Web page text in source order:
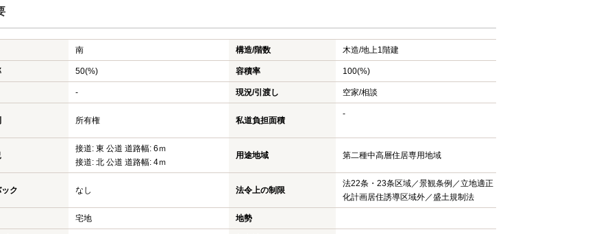
南 構造/階数 木造/地上1階建
50(%) 容積率 100(%)
- 現況/引渡し 空家/相談
所有権 私道負担面積
-
接道: 東 公道 道路幅: 6ｍ
接道: 北 公道 道路幅: 4ｍ
用途地域 第二種中高層住居専用地域
ク なし 法令上の制限
法22条・23条区域／景観条例／立地適正
化計画居住誘導区域外／盛土規制法
宅地 地勢